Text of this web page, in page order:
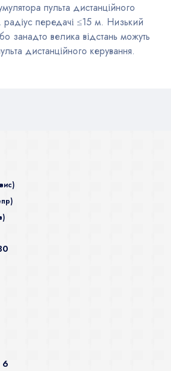
пульта дистанційного
передачі ≤15 м. Низький
занадто велика відстань можуть
дистанційного керування.
6